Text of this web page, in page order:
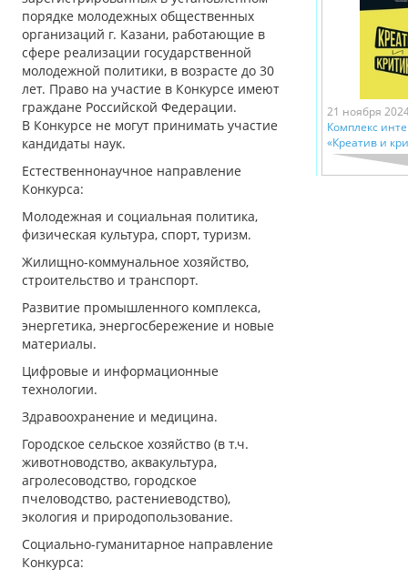
порядке молодежных общественных
организаций г. Казани, работающие в
сфере реализации государственной
молодежной политики, в возрасте до 30
лет. Право на участие в Конкурсе имеют
граждане Российской Федерации.
В Конкурсе не могут принимать участие
кандидаты наук.
Естественнонаучное направление
Конкурса:
Молодежная и социальная политика,
физическая культура, спорт, туризм.
Жилищно-коммунальное хозяйство,
строительство и транспорт.
Развитие промышленного комплекса,
энергетика, энергосбережение и новые
материалы.
Цифровые и информационные
технологии.
Здравоохранение и медицина.
Городское сельское хозяйство (в т.ч.
животноводство, аквакультура,
агролесоводство, городское
пчеловодство, растениеводство),
экология и природопользование.
Социально-гуманитарное направление
Конкурса:
21 ноября
Комплекс
«Креатив и